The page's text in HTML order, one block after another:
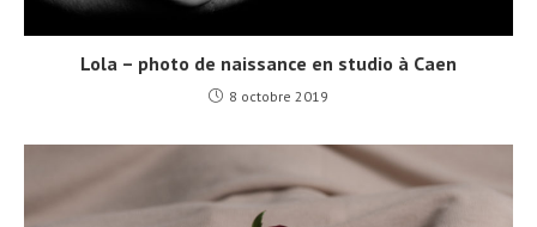
Lola – photo de naissance en studio à Caen
8 octobre 2019